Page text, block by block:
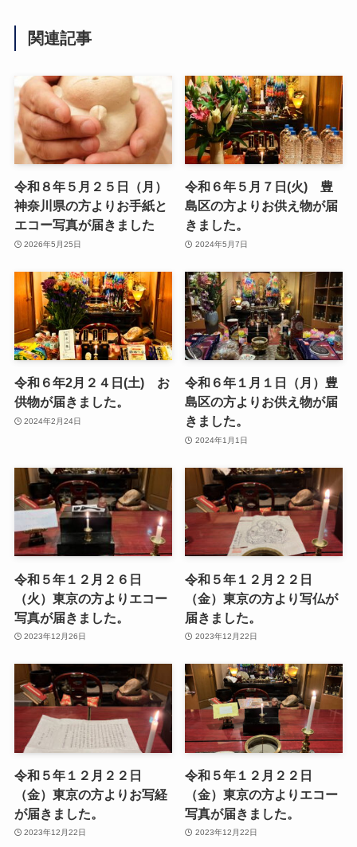
関連記事
令和８年５月２５日（月）
神奈川県の方よりお手紙と
エコー写真が届きました
2026年5月25日
令和６年５月７日(火) 豊
島区の方よりお供え物が届
きました。
2024年5月7日
令和６年2月２４日(土) お
供物が届きました。
2024年2月24日
令和６年１月１日（月）豊
島区の方よりお供え物が届
きました。
2024年1月1日
令和５年１２月２６日
（火）東京の方よりエコー
写真が届きました。
2023年12月26日
令和５年１２月２２日
（金）東京の方より写仏が
届きました。
2023年12月22日
令和５年１２月２２日
（金）東京の方よりお写経
が届きました。
2023年12月22日
令和５年１２月２２日
（金）東京の方よりエコー
写真が届きました。
2023年12月22日